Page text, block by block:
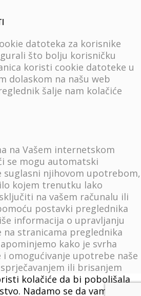
kolačiće da bi poboljšala
Nadamo se da vam to
datoteka za korisnike
što bolju korisničku
koristi cookie datoteke u
dolaskom na našu web
šalje nam kolačiće
na Vašem internetskom
se mogu automatski
suglasni njihovom upotrebom,
kojem trenutku lako
na vašem računalu ili
postavki preglednika
informacija o upravljanju
stranicama preglednika
kako je svrha
i omogućivanje upotrebe naše
ili brisanjem
funkcioniranje
stranica ili uzrokovati